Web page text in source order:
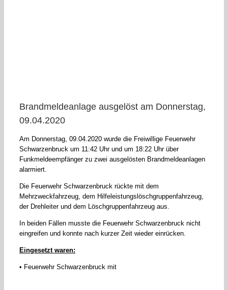
Brandmeldeanlage ausgelöst am Donnerstag,
09.04.2020
Am Donnerstag, 09.04.2020 wurde die Freiwillige Feuerwehr
Schwarzenbruck um 11:42 Uhr und um 18:22 Uhr über
Funkmeldeempfänger zu zwei ausgelösten Brandmeldeanlagen
alarmiert.
Die Feuerwehr Schwarzenbruck rückte mit dem
Mehrzweckfahrzeug, dem Hilfeleistungslöschgruppenfahrzeug,
der Drehleiter und dem Löschgruppenfahrzeug aus.
In beiden Fällen musste die Feuerwehr Schwarzenbruck nicht
eingreifen und konnte nach kurzer Zeit wieder einrücken.
Eingesetzt waren:
• Feuerwehr Schwarzenbruck mit